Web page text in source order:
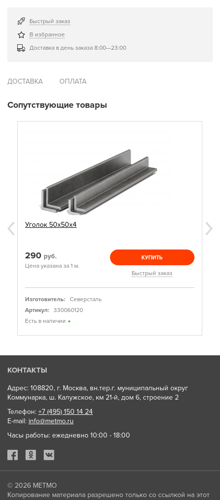
Быстрый заказ
В избранное
Доставка в день заказа 8:00—23:00
ДОСТАВКА ОПЛАТА
Сопутствующие товары
Уголок 50х50х4
290 руб.
Цена указана за 1 м.
КУПИТЬ
Быстрый заказ
Изготовитель:
Северсталь
Артикул:
330060120
Есть в наличии
КОНТАКТЫ
Адрес: 108820, г. Москва, вн.тер.г. муниципальный округ
Коммунарка, ш. Калужское, км 21-й, дом 6, строение 2
Телефон: +7 (495) 150 14 24
E-mail: info@metmo.ru
Часы работы: ежедневно 10:00 - 18:00
© 2026 МЕТМО
Копирование материала разрешено только со ссылкой на этот